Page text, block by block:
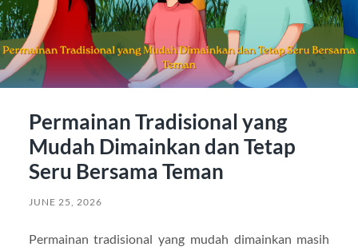
Permainan Tradisional yang
Mudah Dimainkan dan Tetap
Seru Bersama Teman
JUNE 25, 2026
Permainan tradisional yang mudah dimainkan masih